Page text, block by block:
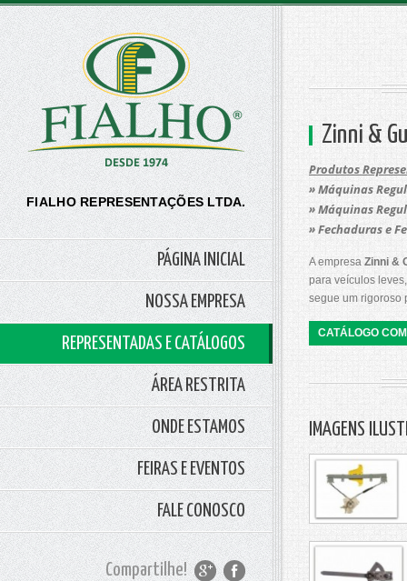
FIALHO REPRESENTAÇÕES LTDA.
PÁGINA INICIAL
NOSSA EMPRESA
REPRESENTADAS E CATÁLOGOS
ÁREA RESTRITA
ONDE ESTAMOS
FEIRAS E EVENTOS
FALE CONOSCO
Compartilhe!
Zinni &
Produtos
» Máquinas
» Máquinas
» Fechaduras e
A empresa Zinni &
para veículos
segue um rigoroso
CATÁLOGO
IMAGENS